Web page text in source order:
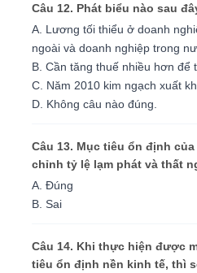
Câu 12. Phát biểu nào sau
A. Lương tối thiểu ở doanh
ngoài và doanh nghiệp trong
B. Cần tăng thuế nhiều hơn để
C. Năm 2010 kim ngạch xuất
D. Không câu nào đúng.
Câu 13. Mục tiêu ổn định
chỉnh tỷ lệ lạm phát và thất
A. Đúng
B. Sai
Câu 14. Khi thực hiện được
tiêu ổn định nền kinh tế, thì